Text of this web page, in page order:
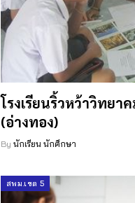
โรงเรียนริ้วหว้าวิทยา
(อ่างทอง)
By นักเรียน นักศึกษา
สพม.เขต 5